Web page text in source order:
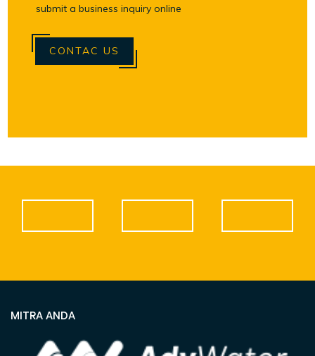
submit a business inquiry online
CONTAC US
MITRA ANDA